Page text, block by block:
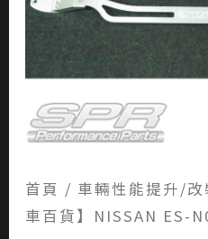
首頁 / 車輛性能提升/改
車百貨】NISSAN ES-